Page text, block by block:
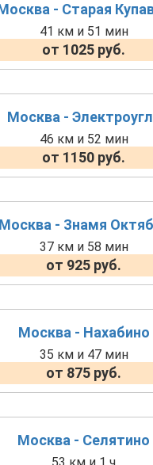
- Старая
41 км и 51 мин
от 1025 руб.
Москва -
46 км и 52 мин
от 1150 руб.
Москва - Знамя
37 км и 58 мин
от 925 руб.
Москва - Нахабино
35 км и 47 мин
от 875 руб.
Москва - Селятино